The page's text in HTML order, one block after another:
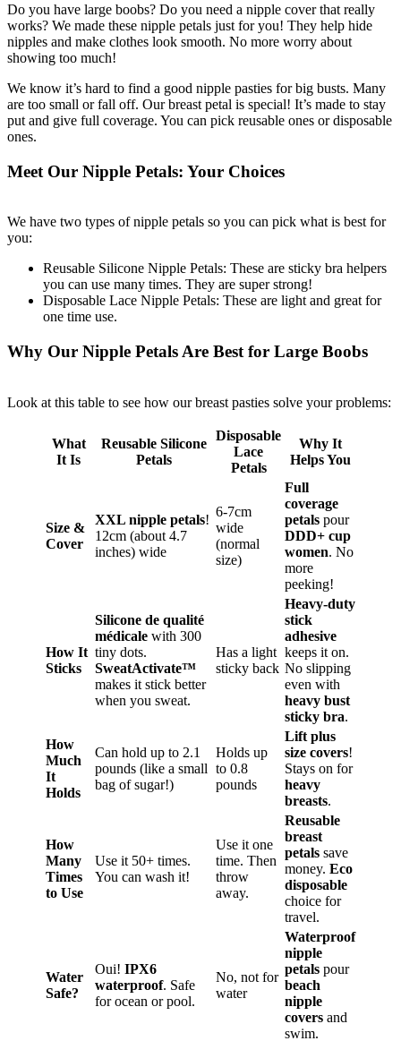
Do you have large boobs? Do you need a nipple cover that really
works? We made these nipple petals just for you! They help hide
nipples and make clothes look smooth. No more worry about
showing too much!
We know it’s hard to find a good nipple pasties for big busts. Many
are too small or fall off. Our breast petal is special! It’s made to stay
put and give full coverage. You can pick reusable ones or disposable
ones.
Meet Our Nipple Petals: Your Choices
We have two types of nipple petals so you can pick what is best for
you:
Reusable Silicone Nipple Petals: These are sticky bra helpers
you can use many times. They are super strong!
Disposable Lace Nipple Petals: These are light and great for
one time use.
Why Our Nipple Petals Are Best for Large Boobs
Look at this table to see how our breast pasties solve your problems:
What
It Is
Reusable Silicone
Petals
Disposable
Lace
Petals
Why It
Helps You
Size &
Cover
XXL nipple petals!
12cm (about 4.7
inches) wide
6-7cm
wide
(normal
size)
Full
coverage
petals pour
DDD+ cup
women. No
more
peeking!
How It
Sticks
Silicone de qualité
médicale with 300
tiny dots.
SweatActivate™
makes it stick better
when you sweat.
Has a light
sticky back
Heavy-duty
stick
adhesive
keeps it on.
No slipping
even with
heavy bust
sticky bra.
How
Much
It
Holds
Can hold up to 2.1
pounds (like a small
bag of sugar!)
Holds up
to 0.8
pounds
Lift plus
size covers!
Stays on for
heavy
breasts.
How
Many
Times
to Use
Use it 50+ times.
You can wash it!
Use it one
time. Then
throw
away.
Reusable
breast
petals save
money. Eco
disposable
choice for
travel.
Water
Safe?
Oui! IPX6
waterproof. Safe
for ocean or pool.
No, not for
water
Waterproof
nipple
petals pour
beach
nipple
covers and
swim.